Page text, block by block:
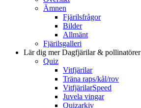
Ämnen
Fjärilsfrågor
Bilder
Allmänt
Fjärilsgalleri
Lär dig merDagfjärilar & pollinatörer
Quiz
Vitfjärilar
Träna raps/kål/rov
VitfjärilarSpeed
Juvela vingar
Quizarkiv